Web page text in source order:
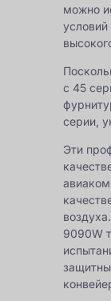
можно
с 45
серии,
Эти
9090W